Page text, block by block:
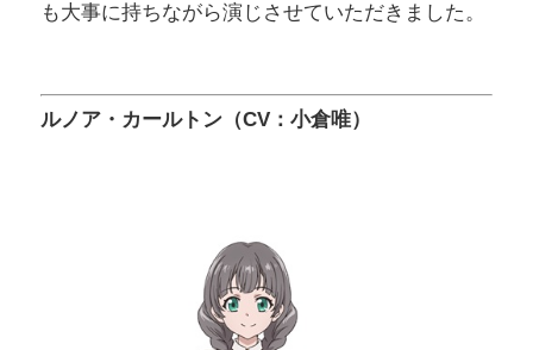
も大事に持ちながら演じさせていただきました。
ルノア・カールトン（CV：小倉唯）